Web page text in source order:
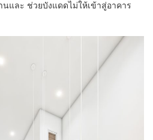
และ ช่วยบังแดดไม่ให้เข้าสู่อาคาร